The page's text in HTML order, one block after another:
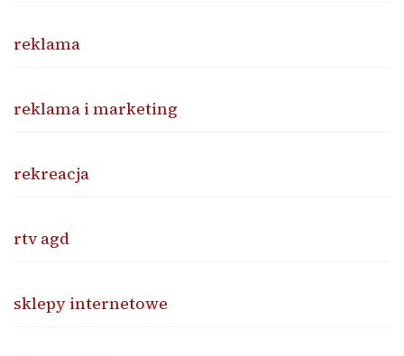
reklama
reklama i marketing
rekreacja
rtv agd
sklepy internetowe